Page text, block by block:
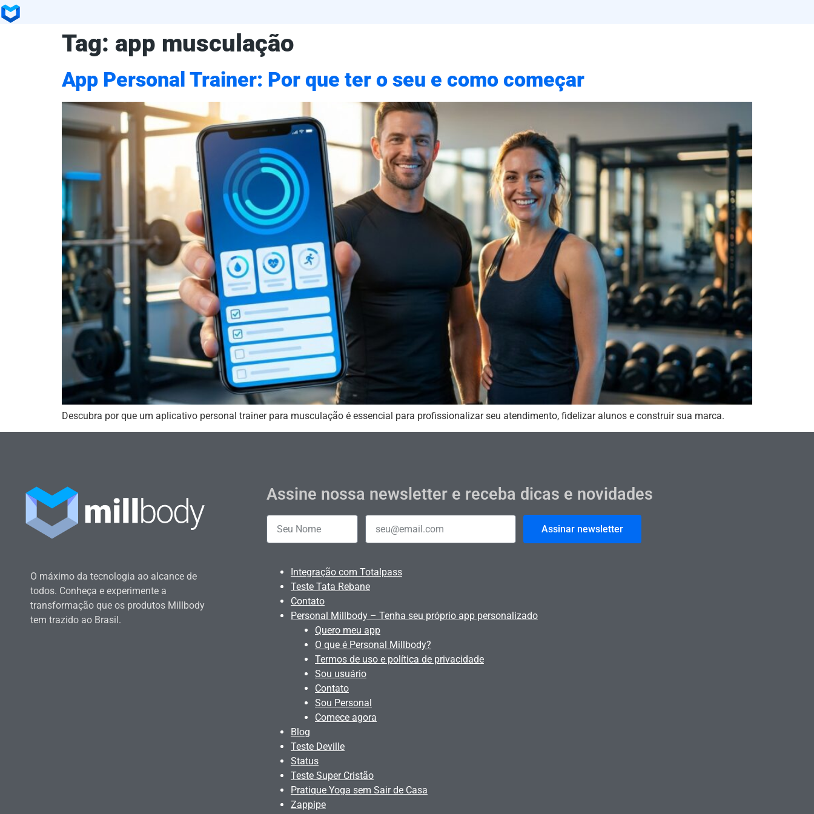
Tag: app musculação
App Personal Trainer: Por que ter o seu e como começar
Descubra por que um aplicativo personal trainer para musculação é essencial para profissionalizar seu atendimento, fidelizar alunos e construir sua marca.
O máximo da tecnologia ao alcance de
todos. Conheça e experimente a
transformação que os produtos Millbody
tem trazido ao Brasil.
Assine nossa newsletter e receba dicas e novidades
Assinar newsletter
Integração com Totalpass
Teste Tata Rebane
Contato
Personal Millbody – Tenha seu próprio app personalizado
Quero meu app
O que é Personal Millbody?
Termos de uso e política de privacidade
Sou usuário
Contato
Sou Personal
Comece agora
Blog
Teste Deville
Status
Teste Super Cristão
Pratique Yoga sem Sair de Casa
Zappipe